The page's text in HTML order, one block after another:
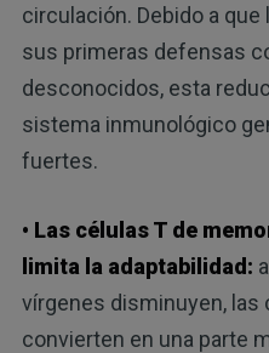
circulación. Debido a
sus primeras defensas
desconocidos, esta
sistema inmunológico
fuertes.
• Las células T de
limita la adaptabilidad:
vírgenes disminuyen, las
convierten en una parte